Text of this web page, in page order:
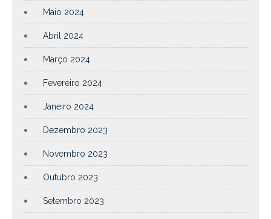
Maio 2024
Abril 2024
Março 2024
Fevereiro 2024
Janeiro 2024
Dezembro 2023
Novembro 2023
Outubro 2023
Setembro 2023